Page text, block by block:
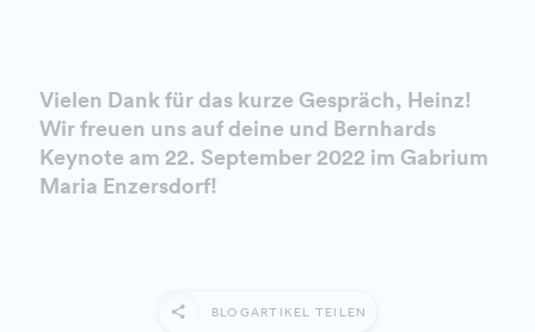
Vielen Dank für das kurze Gespräch, Heinz!
Wir freuen uns auf deine und Bernhards
Keynote am 22. September 2022 im Gabrium
Maria Enzersdorf!
BLOGARTIKEL TEILEN